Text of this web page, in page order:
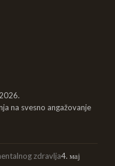
na svesno angažovanje
zdravlja4. мај